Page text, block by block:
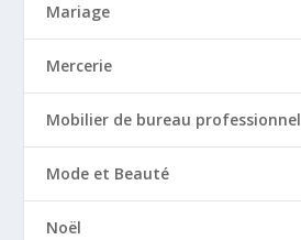
Mariage
Mercerie
Mobilier de bureau professionnel
Mode et Beauté
Noël